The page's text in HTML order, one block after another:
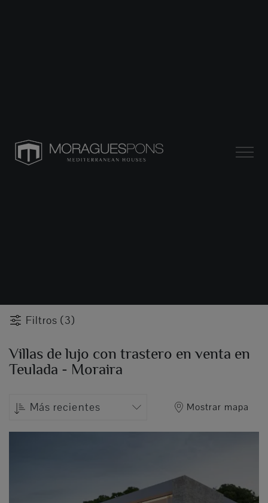
Filtros (3)
Villas de lujo con trastero en venta en
Teulada - Moraira
Más recientes Mostrar mapa